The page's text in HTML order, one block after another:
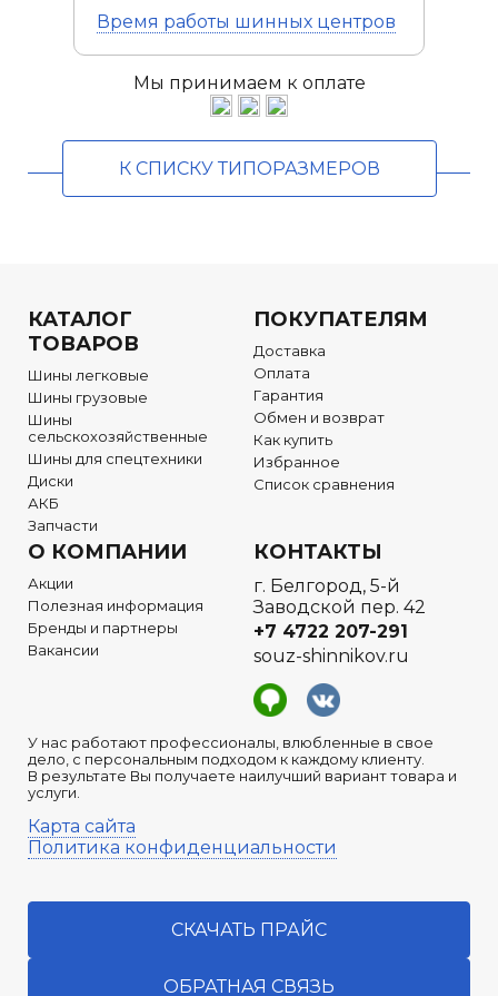
Время работы шинных центров
Мы принимаем к оплате
К СПИСКУ ТИПОРАЗМЕРОВ
КАТАЛОГ
ТОВАРОВ
Шины легковые
Шины грузовые
Шины
сельскохозяйственные
Шины для спецтехники
Диски
АКБ
Запчасти
ПОКУПАТЕЛЯМ
Доставка
Оплата
Гарантия
Обмен и возврат
Как купить
Избранное
Список сравнения
О КОМПАНИИ
Акции
Полезная информация
Бренды и партнеры
Вакансии
У нас работают профессионалы, влюбленные в свое
дело, с персональным подходом к каждому клиенту.
В результате Вы получаете наилучший вариант товара и
услуги.
Карта сайта
Политика конфиденциальности
КОНТАКТЫ
г. Белгород, 5-й
Заводской пер. 42
+7 4722 207-291
souz-shinnikov.ru
СКАЧАТЬ ПРАЙС
ОБРАТНАЯ СВЯЗЬ